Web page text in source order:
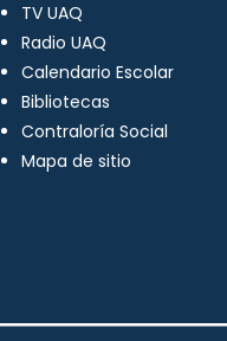
TV UAQ
Radio UAQ
Calendario Escolar
Bibliotecas
Contraloría Social
Mapa de sitio